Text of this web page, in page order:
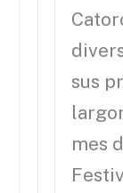
sus
mes